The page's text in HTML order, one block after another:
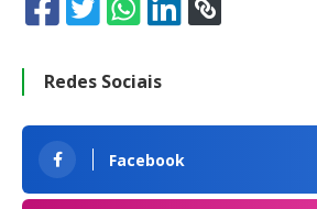
Redes Sociais
Facebook